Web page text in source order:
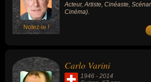
Notez-le !
Acteur, Artiste, Cinéaste,
Cinéma).
Carlo Varini
1946 - 2014